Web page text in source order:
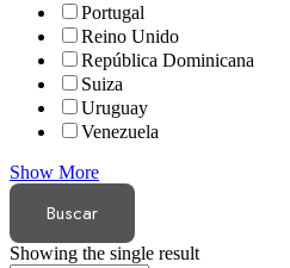
Portugal
Reino Unido
República Dominicana
Suiza
Uruguay
Venezuela
Show More
Buscar
Showing the single result